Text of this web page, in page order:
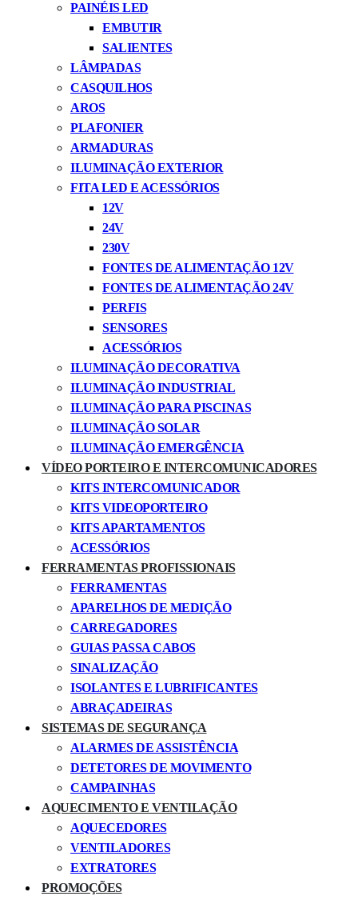
PAINÉIS LED
EMBUTIR
SALIENTES
LÂMPADAS
CASQUILHOS
AROS
PLAFONIER
ARMADURAS
ILUMINAÇÃO EXTERIOR
FITA LED E ACESSÓRIOS
12V
24V
230V
FONTES DE ALIMENTAÇÃO 12V
FONTES DE ALIMENTAÇÃO 24V
PERFIS
SENSORES
ACESSÓRIOS
ILUMINAÇÃO DECORATIVA
ILUMINAÇÃO INDUSTRIAL
ILUMINAÇÃO PARA PISCINAS
ILUMINAÇÃO SOLAR
ILUMINAÇÃO EMERGÊNCIA
VÍDEO PORTEIRO E INTERCOMUNICADORES
KITS INTERCOMUNICADOR
KITS VIDEOPORTEIRO
KITS APARTAMENTOS
ACESSÓRIOS
FERRAMENTAS PROFISSIONAIS
FERRAMENTAS
APARELHOS DE MEDIÇÃO
CARREGADORES
GUIAS PASSA CABOS
SINALIZAÇÃO
ISOLANTES E LUBRIFICANTES
ABRAÇADEIRAS
SISTEMAS DE SEGURANÇA
ALARMES DE ASSISTÊNCIA
DETETORES DE MOVIMENTO
CAMPAINHAS
AQUECIMENTO E VENTILAÇÃO
AQUECEDORES
VENTILADORES
EXTRATORES
PROMOÇÕES